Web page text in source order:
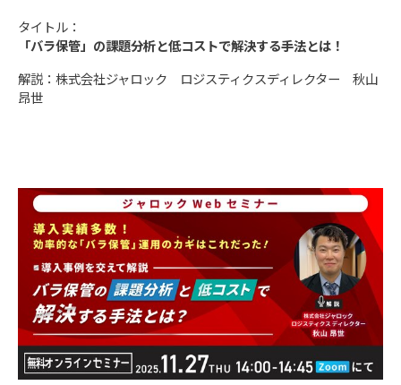
タイトル：
「バラ保管」の課題分析と低コストで解決する手法とは！
解説：株式会社ジャロック ロジスティクスディレクター 秋山
昂世